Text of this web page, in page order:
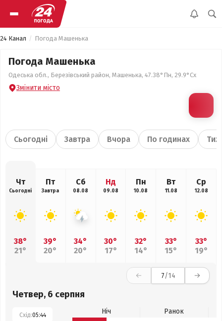
24 Канал Погода Машенька
Погода Машенька
Одеська обл., Березівський район, Машенька, 47.38°Пн, 29.9°Сх
Змінити місто
Сьогодні Завтра Вчора По годинах
Чт
Сьогодні
38°
21°
Пт
Завтра
39°
20°
Сб
08.08
34°
20°
Нд
09.08
30°
17°
Пн
10.08
32°
14°
Вт
11.08
33°
15°
Ср
12.08
33°
19°
7/14
Четвер, 6 серпня
Схід:05:44 Ніч
Ранок